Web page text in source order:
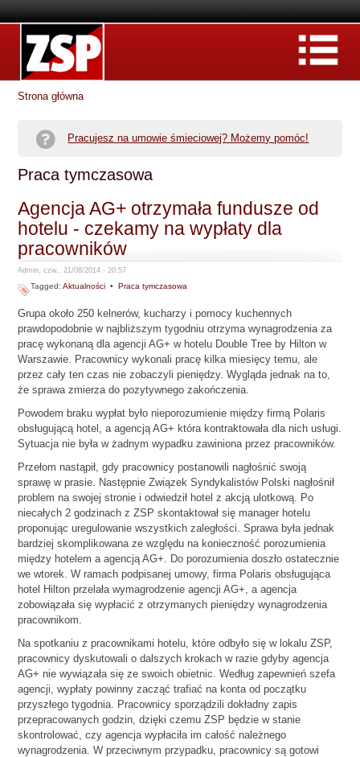
Strona główna
Pracujesz na umowie śmieciowej? Możemy pomóc!
Praca tymczasowa
Agencja AG+ otrzymała fundusze od
hotelu - czekamy na wypłaty dla
pracowników
Admin, czw., 21/08/2014 - 20:57
Tagged:Aktualności •Praca tymczasowa
Grupa około 250 kelnerów, kucharzy i pomocy kuchennych
prawdopodobnie w najbliższym tygodniu otrzyma wynagrodzenia za
pracę wykonaną dla agencji AG+ w hotelu Double Tree by Hilton w
Warszawie. Pracownicy wykonali pracę kilka miesięcy temu, ale
przez cały ten czas nie zobaczyli pieniędzy. Wygląda jednak na to,
że sprawa zmierza do pozytywnego zakończenia.
Powodem braku wypłat było nieporozumienie między firmą Polaris
obsługującą hotel, a agencją AG+ która kontraktowała dla nich usługi.
Sytuacja nie była w żadnym wypadku zawiniona przez pracowników.
Przełom nastąpił, gdy pracownicy postanowili nagłośnić swoją
sprawę w prasie. Następnie Związek Syndykalistów Polski nagłośnił
problem na swojej stronie i odwiedził hotel z akcją ulotkową. Po
niecałych 2 godzinach z ZSP skontaktował się manager hotelu
proponując uregulowanie wszystkich zaległości. Sprawa była jednak
bardziej skomplikowana ze względu na konieczność porozumienia
między hotelem a agencją AG+. Do porozumienia doszło ostatecznie
we wtorek. W ramach podpisanej umowy, firma Polaris obsługująca
hotel Hilton przelała wymagrodzenie agencji AG+, a agencja
zobowiązała się wypłacić z otrzymanych pieniędzy wynagrodzenia
pracownikom.
Na spotkaniu z pracownikami hotelu, które odbyło się w lokalu ZSP,
pracownicy dyskutowali o dalszych krokach w razie gdyby agencja
AG+ nie wywiązała się ze swoich obietnic. Według zapewnień szefa
agencji, wypłaty powinny zacząć trafiać na konta od początku
przyszłego tygodnia. Pracownicy sporządzili dokładny zapis
przepracowanych godzin, dzięki czemu ZSP będzie w stanie
skontrolować, czy agencja wypłaciła im całość należnego
wynagrodzenia. W przeciwnym przypadku, pracownicy są gotowi